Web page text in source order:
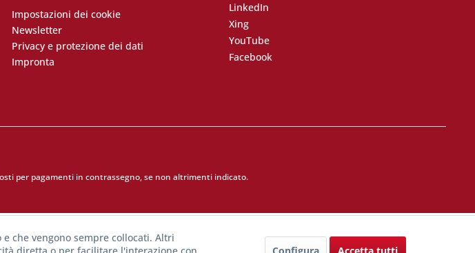
Impostazioni dei cookie
Newsletter
Privacy e protezione dei dati
Impronta
LinkedIn
Xing
YouTube
Facebook
per pagamenti in contrassegno, se non altrimenti indicato.
che vengono sempre collocati. Altri
Configura Accetta tutti